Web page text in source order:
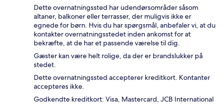
Dette overnatningssted har udendørsområder såsom
altaner, balkoner eller terrasser, der muligvis ikke er
egnede for børn. Hvis du har spørgsmål, anbefaler vi, at du
kontakter overnatningsstedet inden ankomst for at
bekræfte, at de har et passende værelse til dig.
Gæster kan være helt rolige, da der er brandslukker på
stedet.
Dette overnatningssted accepterer kreditkort. Kontanter
accepteres ikke.
Godkendte kreditkort: Visa, Mastercard, JCB International